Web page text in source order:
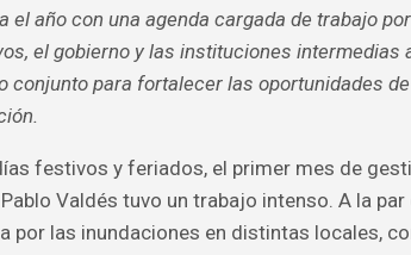
el año con una agenda cargada de trabajo
el gobierno y las instituciones intermedias
conjunto para fortalecer las oportunidades
festivos y feriados, el primer mes de
Valdés tuvo un trabajo intenso. A la par
por las inundaciones en distintas locales,